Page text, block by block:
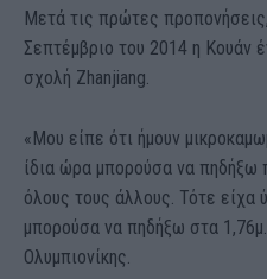
Μετά τις πρώτες
Σεπτέμβριο του 2014 η Κουάν
σχολή Zhanjiang.
«Μου είπε ότι ήμουν
ίδια ώρα μπορούσα να πηδήξω
όλους τους άλλους. Τότε είχα
μπορούσα να πηδήξω στα
Ολυμπιονίκης.